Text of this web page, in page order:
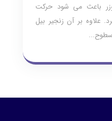
باعث می شود حرکت
علاوه بر آن زنجیر بیل
سطوح...